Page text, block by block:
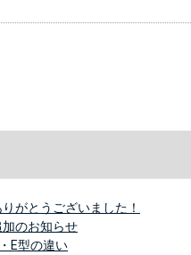
がとうございました！
のお知らせ
E型の違い